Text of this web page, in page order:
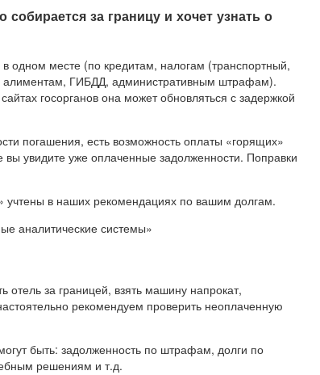
за границу и хочет узнать о
одном месте (по кредитам, налогам (транспортный,
ГИБДД, административным штрафам).
госорганов она может обновляться с задержкой
погашения, есть возможность оплаты «горящих»
вы увидите уже оплаченные задолженности. Поправки
в наших рекомендациях по вашим долгам.
аналитические системы»
отель за границей, взять машину напрокат,
рекомендуем проверить неоплаченную
быть: задолженность по штрафам, долги по
решениям и т.д.